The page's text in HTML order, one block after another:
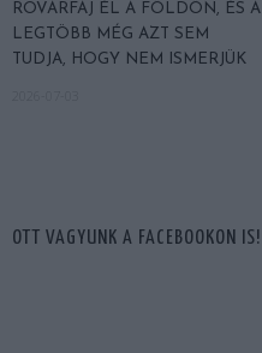
ROVARFAJ ÉL A FÖLDÖN, ÉS A
LEGTÖBB MÉG AZT SEM
TUDJA, HOGY NEM ISMERJÜK
OTT VAGYUNK A FACEBOOKON IS!